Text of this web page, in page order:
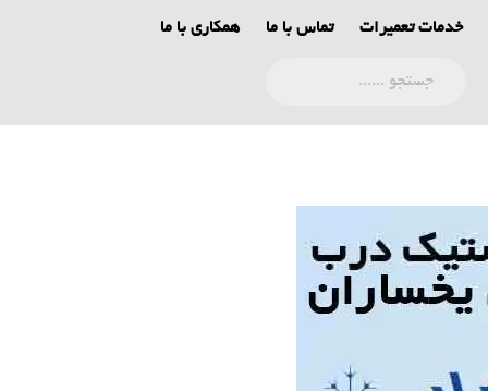
خدمات تعمیرات تماس با ما همکاری با ما